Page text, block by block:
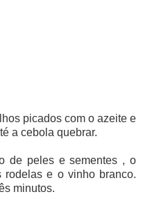
picados com o azeite e
a cebola quebrar.
de peles e sementes , o
rodelas e o vinho branco.
minutos.